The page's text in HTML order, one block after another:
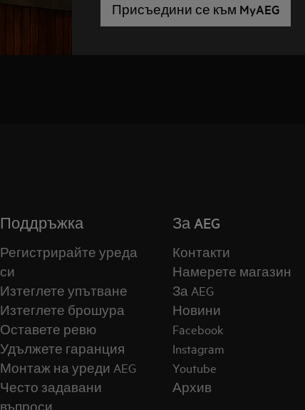
Присъедини се към MyAEG
Поддръжка
Регистрирайте уреда
си
Изтеглете упътване
Изтеглете брошура
Оставете ревю
Удължете гаранция
Монтаж на уреди AEG
Често задавани
въпроси
За AEG
Контакти
Намерете магазин
За AEG
Новини
Facebook
Instagram
Youtube
Архив